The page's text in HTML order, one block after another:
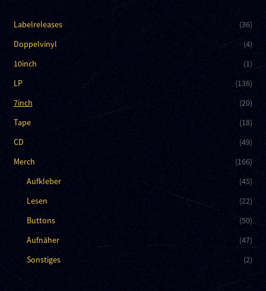
Labelreleases
(36)
Doppelvinyl
(4)
10inch
(1)
LP
(136)
7inch
(20)
Tape
(18)
CD
(49)
Merch
(166)
Aufkleber
(45)
Lesen
(22)
Buttons
(50)
Aufnäher
(47)
Sonstiges
(2)